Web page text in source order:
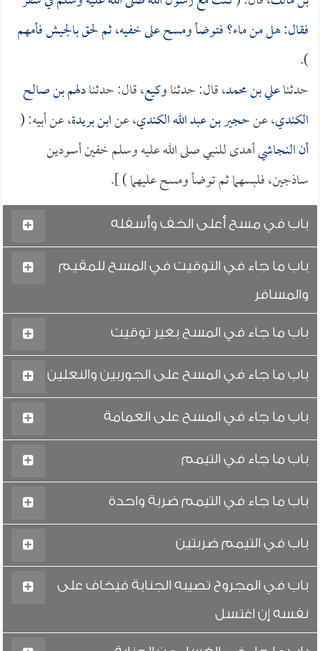
فقال: هل من ماء؟ فتوضأ ومسح على خفيه، ثم لحق بالجيش فأمهم
).
حدثناعلي بن محمد، قال: حدثناوكيع، قال: حدثنادلهم بن صالح
الكندي، عنحجير بن عبد الله الكندي، عنابن بريدة، عن أبيه: (
أنالنجاشيأهدى للنبي صلى الله عليه وسلم خفين أسودين
ساذجين، فلبسهما ثم توضأ ومسح عليهما ) ].
باب في مسح أعلى الخف وأسفله
باب ما جاء في التوقيت في المسح للمقيم
والمسافر
باب ما جاء في المسح بغير توقيت
باب ما جاء في المسح على الجوربين والنعلين
باب ما جاء في المسح على العمامة
باب ما جاء في التيمم
باب ما جاء في التيمم ضربة واحدة
باب في التيمم ضربتين
باب في المجروح تصيبه الجنابة فيخاف على
نفسه إن اغتسل